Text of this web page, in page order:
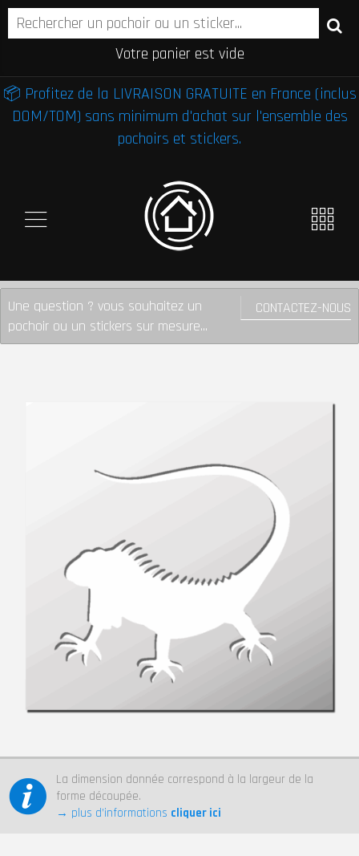
Votre panier est vide
📦 Profitez de la LIVRAISON GRATUITE en France (inclus
DOM/TOM) sans minimum d'achat sur l'ensemble des
pochoirs et stickers.
CONTACTEZ-NOUS
Une question ? vous souhaitez un
pochoir ou un stickers sur mesure...
La dimension donnée correspond à la largeur de la
forme découpée.
→ plus d’informations cliquer ici